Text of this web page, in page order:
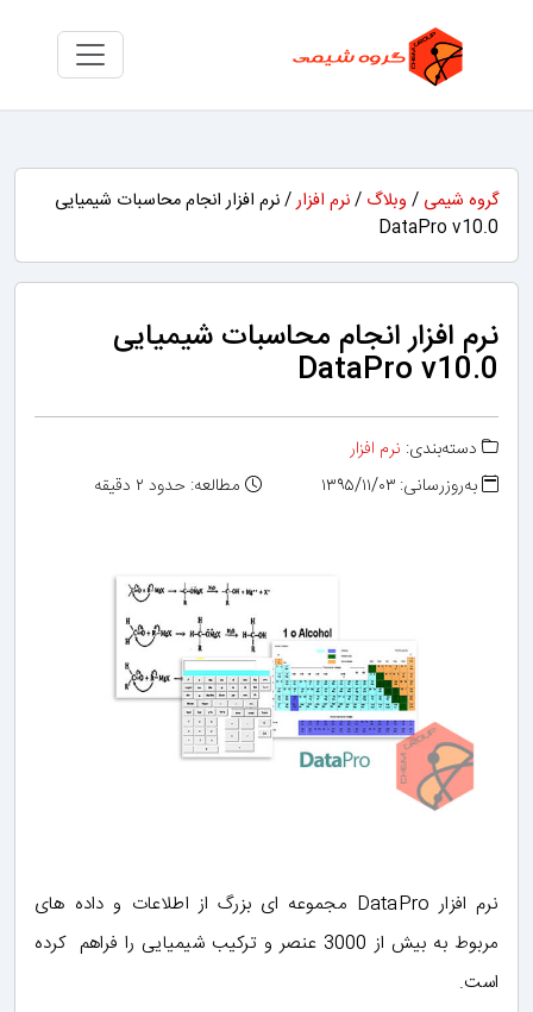
گروه شیمی / وبلاگ /نرم افزار/ نرم افزار انجام محاسبات شیمیایی
DataPro v10.0
نرم افزار انجام محاسبات شیمیایی
DataPro v10.0
دسته‌بندی: نرم افزار
به‌روزرسانی: ۱۳۹۵/۱۱/۰۳
مطالعه: حدود ۲ دقیقه
نرم افزار DataPro مجموعه ای بزرگ از اطلاعات و داده های
مربوط به بیش از 3000 عنصر و ترکیب شیمیایی را فراهم کرده
است.